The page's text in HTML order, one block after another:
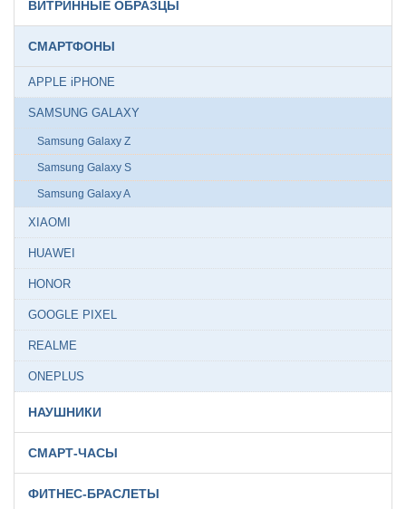
ВИТРИННЫЕ ОБРАЗЦЫ
СМАРТФОНЫ
APPLE iPHONE
SAMSUNG GALAXY
Samsung Galaxy Z
Samsung Galaxy S
Samsung Galaxy A
XIAOMI
HUAWEI
HONOR
GOOGLE PIXEL
REALME
ONEPLUS
НАУШНИКИ
СМАРТ-ЧАСЫ
ФИТНЕС-БРАСЛЕТЫ